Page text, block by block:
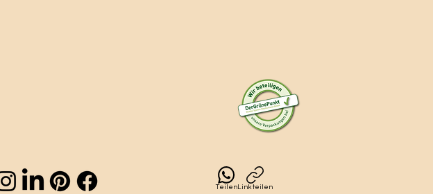
TeilenLink teilen